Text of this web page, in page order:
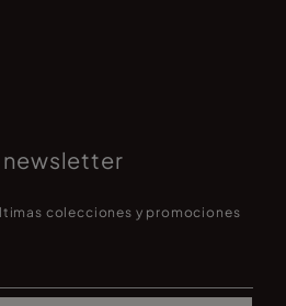
newsletter
colecciones y promociones